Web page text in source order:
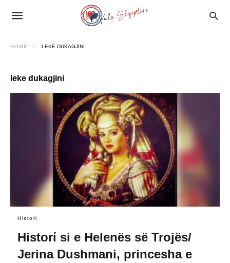
HOME LEKE DUKAGJINI
leke dukagjini
Histori
Historί si e Helenës së Trojës/
Jerina Dushmani, princesha e